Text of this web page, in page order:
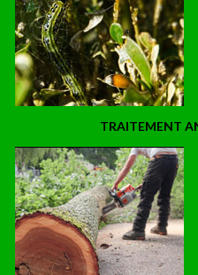
TRAITEMENT